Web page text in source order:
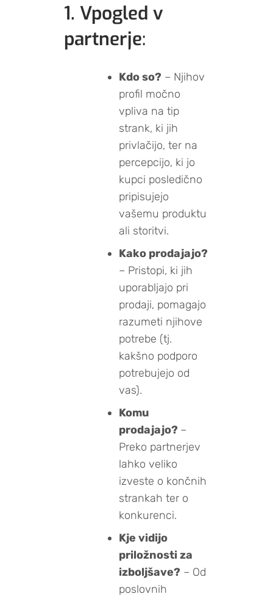
1. Vpogled v
partnerje:
Kdo so? – Njihov
profil močno
vpliva na tip
strank, ki jih
privlačijo, ter na
percepcijo, ki jo
kupci posledično
pripisujejo
vašemu produktu
ali storitvi.
Kako prodajajo?
– Pristopi, ki jih
uporabljajo pri
prodaji, pomagajo
razumeti njihove
potrebe (tj.
kakšno podporo
potrebujejo od
vas).
Komu
prodajajo? –
Preko partnerjev
lahko veliko
izveste o končnih
strankah ter o
konkurenci.
Kje vidijo
priložnosti za
izboljšave? – Od
poslovnih